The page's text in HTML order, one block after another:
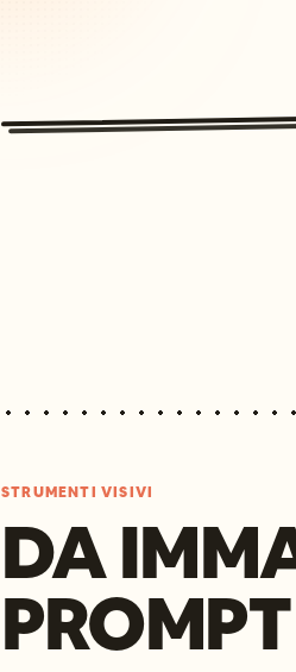
STRUMENTI VISIVI
DA
PROMPT